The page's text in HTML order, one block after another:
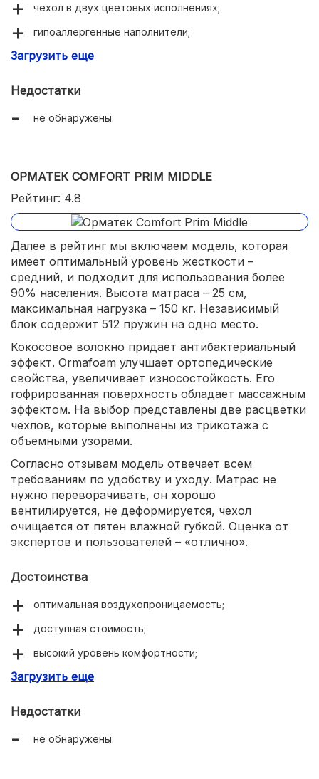
чехол в двух цветовых исполнениях;
гипоаллергенные наполнители;
мягкая поверхность для максимального
Загрузить еще
Недостатки
не обнаружены.
ОРМАТЕК COMFORT PRIM MIDDLE
Рейтинг: 4.8
Далее в рейтинг мы включаем модель, которая
имеет оптимальный уровень жесткости –
средний, и подходит для использования более
90% населения. Высота матраса – 25 см,
максимальная нагрузка – 150 кг. Независимый
блок содержит 512 пружин на одно место.
Кокосовое волокно придает антибактериальный
эффект. Ormafoam улучшает ортопедические
свойства, увеличивает износостойкость. Его
гофрированная поверхность обладает массажным
эффектом. На выбор представлены две расцветки
чехлов, которые выполнены из трикотажа с
объемными узорами.
Согласно отзывам модель отвечает всем
требованиям по удобству и уходу. Матрас не
нужно переворачивать, он хорошо
вентилируется, не деформируется, чехол
очищается от пятен влажной губкой. Оценка от
экспертов и пользователей – «отлично».
Достоинства
оптимальная воздухопроницаемость;
доступная стоимость;
высокий уровень комфортности;
приятный дизайн чехлов;
Загрузить еще
Недостатки
не обнаружены.